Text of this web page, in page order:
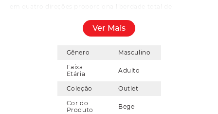
dispersa o suor de forma eficiente, mantendo o corpo seco
por mais tempo. A tecnologia antiodor ajuda a evitar o
crescimento de micro-organismos que causam mau cheiro,
oferece ventilação e ajuste relaxado, ideal para quem busca
Ver Mais
Gênero
Masculino
Faixa
Etária
Adulto
Coleção
Outlet
Cor do
Produto
Bege